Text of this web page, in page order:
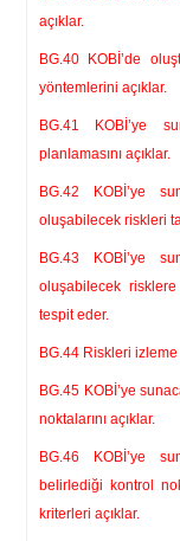
açıklar.
BG.40 KOBİ’de
yöntemlerini açıklar.
BG.41 KOBİ’ye
planlamasını açıklar.
BG.42 KOBİ’ye
oluşabilecek riskleri
BG.43 KOBİ’ye
oluşabilecek
tespit eder.
BG.44 Riskleri
BG.45 KOBİ’ye
noktalarını açıklar.
BG.46 KOBİ’ye
belirlediği kontrol
kriterleri açıklar.